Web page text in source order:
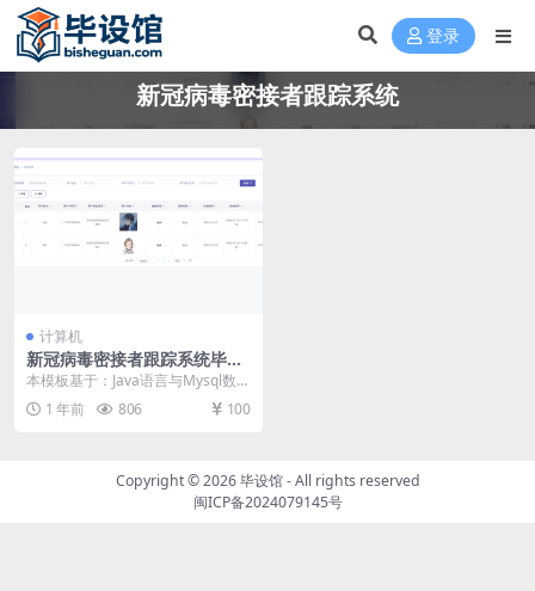
登录
新冠病毒密接者跟踪系统
计算机
新冠病毒密接者跟踪系统毕设
模板 毕业设计模板及毕业论文
本模板基于：Java语言与Mysql数据
库开发 第5章 系统实现 系统实现这
个章...1 年前 806 100
Copyright © 2026毕设馆- All rights reserved
闽ICP备2024079145号